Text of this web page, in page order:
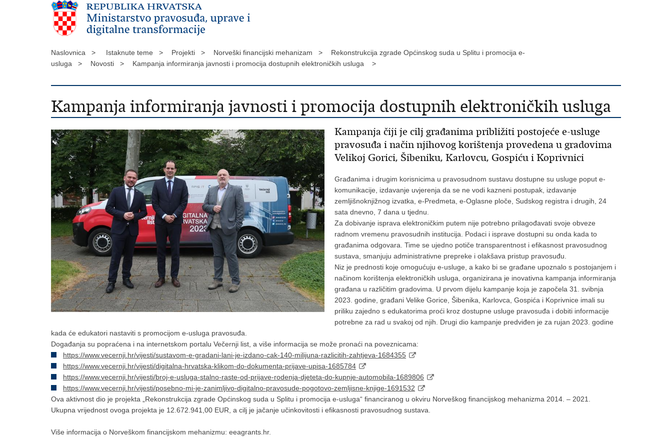
Naslovnica > Istaknute teme > Projekti > Norveški financijski mehanizam >
Rekonstrukcija zgrade Općinskog suda u Splitu i promocija e-
usluga >
Novosti > Kampanja informiranja javnosti i promocija dostupnih elektroničkih usluga >
Kampanja informiranja javnosti i promocija dostupnih elektroničkih usluga
Kampanja čiji je cilj građanima približiti postojeće e-usluge
pravosuđa i način njihovog korištenja provedena u gradovima
Velikoj Gorici, Šibeniku, Karlovcu, Gospiću i Koprivnici
Građanima i drugim korisnicima u pravosudnom sustavu dostupne su usluge poput e-
komunikacije, izdavanje uvjerenja da se ne vodi kazneni postupak, izdavanje
zemljišnoknjižnog izvatka, e-Predmeta, e-Oglasne ploče, Sudskog registra i drugih, 24
sata dnevno, 7 dana u tjednu.
Za dobivanje isprava elektroničkim putem nije potrebno prilagođavati svoje obveze
radnom vremenu pravosudnih institucija. Podaci i isprave dostupni su onda kada to
građanima odgovara. Time se ujedno potiče transparentnost i efikasnost pravosudnog
sustava, smanjuju administrativne prepreke i olakšava pristup pravosuđu.
Niz je prednosti koje omogućuju e-usluge, a kako bi se građane upoznalo s postojanjem i
načinom korištenja elektroničkih usluga, organizirana je inovativna kampanja informiranja
građana u različitim gradovima. U prvom dijelu kampanje koja je započela 31. svibnja
2023. godine, građani Velike Gorice, Šibenika, Karlovca, Gospića i Koprivnice imali su
priliku zajedno s edukatorima proći kroz dostupne usluge pravosuđa i dobiti informacije
potrebne za rad u svakoj od njih. Drugi dio kampanje predviđen je za rujan 2023. godine
kada će edukatori nastaviti s promocijom e-usluga pravosuđa.
Događanja su popraćena i na internetskom portalu Večernji list, a više informacija se može pronaći na poveznicama:
https://www.vecernji.hr/vijesti/sustavom-e-gradani-lani-je-izdano-cak-140-milijuna-razlicitih-zahtjeva-1684355
https://www.vecernji.hr/vijesti/digitalna-hrvatska-klikom-do-dokumenta-prijave-upisa-1685784
https://www.vecernji.hr/vijesti/broj-e-usluga-stalno-raste-od-prijave-rodenja-djeteta-do-kupnje-automobila-1689806
https://www.vecernji.hr/vijesti/posebno-mi-je-zanimljivo-digitalno-pravosude-pogotovo-zemljisne-knjige-1691532
Ova aktivnost dio je projekta „Rekonstrukcija zgrade Općinskog suda u Splitu i promocija e-usluga“ financiranog u okviru Norveškog financijskog mehanizma 2014. – 2021.
Ukupna vrijednost ovoga projekta je 12.672.941,00 EUR, a cilj je jačanje učinkovitosti i efikasnosti pravosudnog sustava.
Više informacija o Norveškom financijskom mehanizmu: eeagrants.hr.